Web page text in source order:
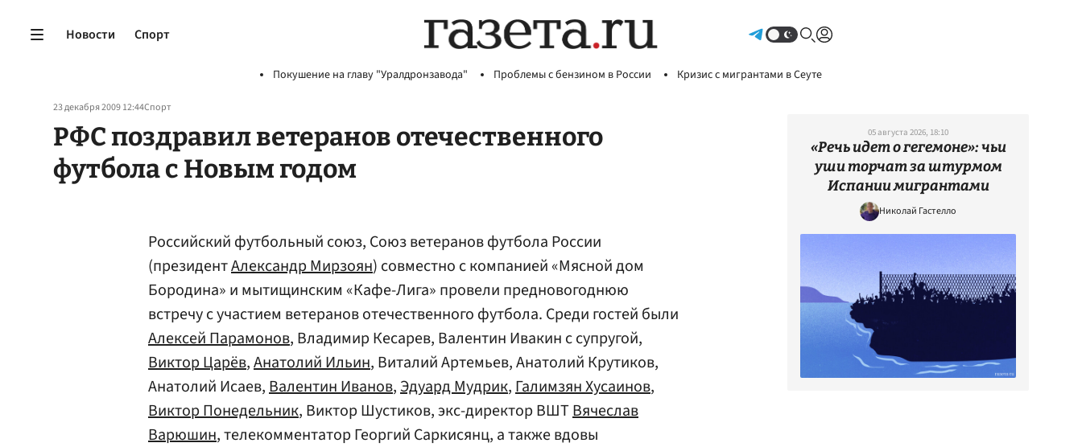
Новости Спорт
Покушение на главу "Уралдронзавода" Проблемы с бензином в России Кризис с мигрантами в Сеуте
23 декабря 2009 12:44Спорт
РФС поздравил ветеранов отечественного
футбола с Новым годом
Российский футбольный союз, Союз ветеранов футбола России
(президентАлександр Мирзоян) совместно с компанией «Мясной дом
Бородина» и мытищинским «Кафе-Лига» провели предновогоднюю
встречу с участием ветеранов отечественного футбола. Среди гостей были
Алексей Парамонов, Владимир Кесарев, Валентин Ивакин с супругой,
Виктор Царёв,Анатолий Ильин, Виталий Артемьев, Анатолий Крутиков,
Анатолий Исаев,Валентин Иванов,Эдуард Мудрик,Галимзян Хусаинов,
Виктор Понедельник, Виктор Шустиков, экс-директор ВШТВячеслав
Варюшин, телекомментатор Георгий Саркисянц, а также вдовы
05 августа 2026, 18:10
«Речь идет о гегемоне»: чьи
уши торчат за штурмом
Испании мигрантами
Николай Гастелло